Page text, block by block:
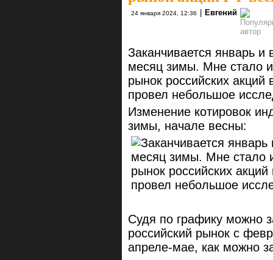
24 января 2024, 12:36 Евгений
Заканчивается январь и
месяц зимы. Мне стало
рынок российских
провел небольшое
Изменение котировок
зимы, начале весны:
Судя по графику можно
российский рынок с
апреле-мае, как можно